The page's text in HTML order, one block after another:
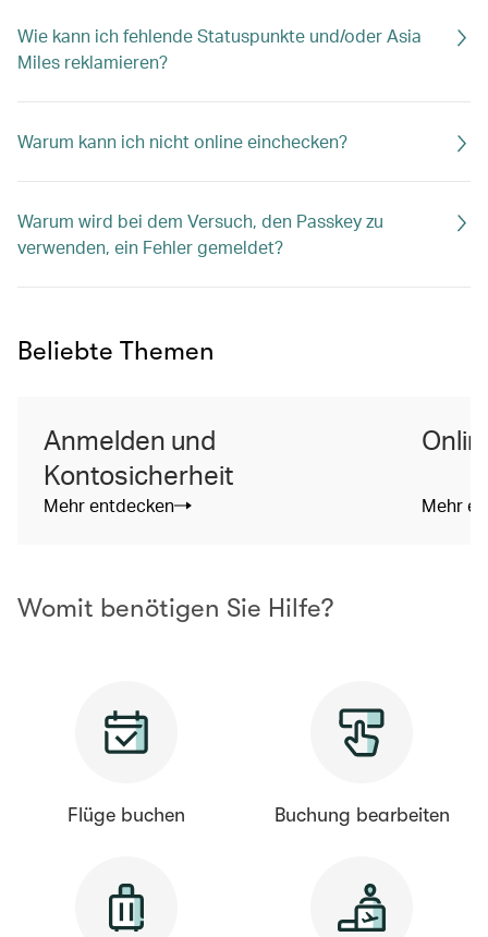
Wie kann ich fehlende Statuspunkte und/oder Asia
Miles reklamieren?
Warum kann ich nicht online einchecken?
Warum wird bei dem Versuch, den Passkey zu
verwenden, ein Fehler gemeldet?
Beliebte Themen
Anmelden und
Kontosicherheit
Mehr entdecken Mehr
Womit benötigen Sie Hilfe?
Flüge buchen Buchung bearbeiten